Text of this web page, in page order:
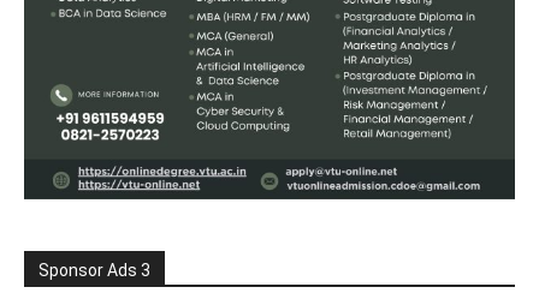
Sponsor Ads 3